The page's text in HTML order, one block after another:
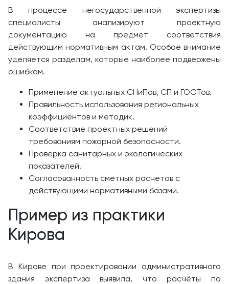
В процессе негосударственной экспертизы
специалисты анализируют проектную
документацию на предмет соответствия
действующим нормативным актам. Особое внимание
уделяется разделам, которые наиболее подвержены
ошибкам.
Применение актуальных СНиПов, СП и ГОСТов.
Правильность использования региональных
коэффициентов и методик.
Соответствие проектных решений
требованиям пожарной безопасности.
Проверка санитарных и экологических
показателей.
Согласованность сметных расчетов с
действующими нормативными базами.
Пример из практики
Кирова
В Кирове при проектировании административного
здания экспертиза выявила, что расчёты по